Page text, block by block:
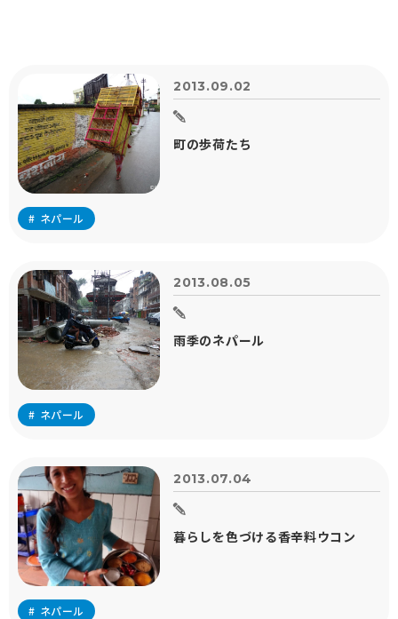
2013.09.02
町の歩荷たち
ネパール
2013.08.05
雨季のネパール
ネパール
2013.07.04
暮らしを色づける香辛料ウコン
ネパール